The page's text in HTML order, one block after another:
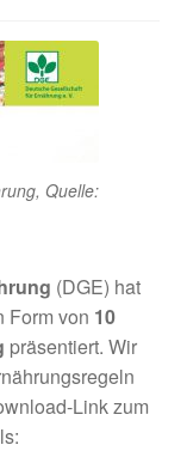
Quelle:
(DGE) hat
Form von 10
präsentiert. Wir
Link zum